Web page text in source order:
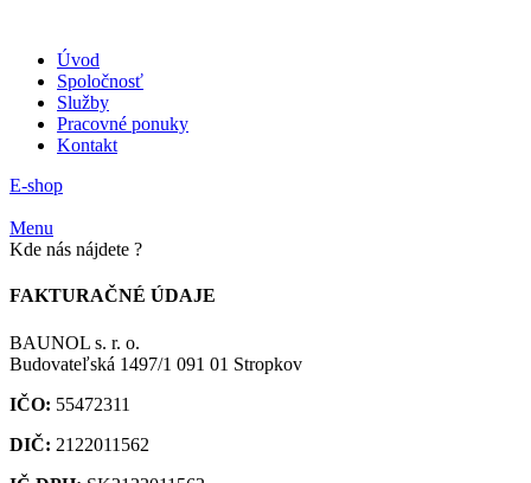
Úvod
Spoločnosť
Služby
Pracovné ponuky
Kontakt
E-shop
Menu
Kde nás nájdete ?
FAKTURAČNÉ ÚDAJE
BAUNOL s. r. o.
Budovateľská 1497/1 091 01 Stropkov
IČO: 55472311
DIČ: 2122011562